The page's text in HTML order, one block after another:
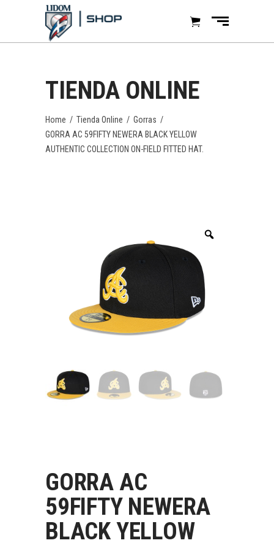
TIENDA ONLINE
Home / Tienda Online / Gorras /
GORRA AC 59FIFTY NEWERA BLACK YELLOW
AUTHENTIC COLLECTION ON-FIELD FITTED HAT.
GORRA AC
59FIFTY NEWERA
BLACK YELLOW